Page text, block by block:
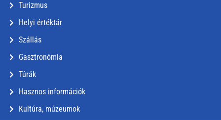
Turizmus
Helyi értéktár
Szállás
Gasztronómia
Túrák
Hasznos információk
Kultúra, múzeumok